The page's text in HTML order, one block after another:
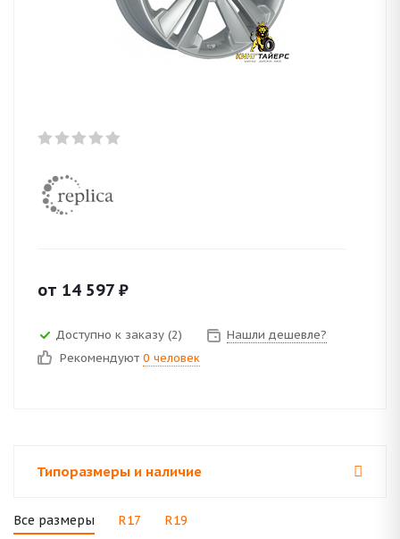
от 14 597 ₽
Доступно к заказу (2)
Нашли дешевле?
Рекомендуют 0 человек
Типоразмеры и наличие
Все размеры R17 R19